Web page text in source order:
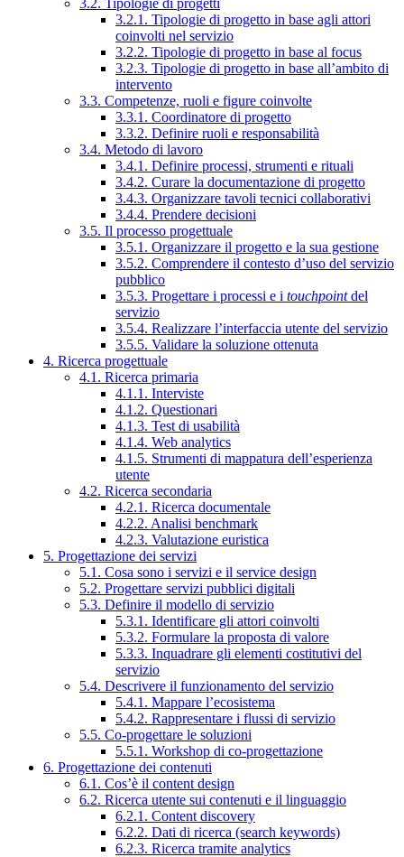
3.2. Tipologie di progetti
3.2.1. Tipologie di progetto in base agli attori
coinvolti nel servizio
3.2.2. Tipologie di progetto in base al focus
3.2.3. Tipologie di progetto in base all’ambito di
intervento
3.3. Competenze, ruoli e figure coinvolte
3.3.1. Coordinatore di progetto
3.3.2. Definire ruoli e responsabilità
3.4. Metodo di lavoro
3.4.1. Definire processi, strumenti e rituali
3.4.2. Curare la documentazione di progetto
3.4.3. Organizzare tavoli tecnici collaborativi
3.4.4. Prendere decisioni
3.5. Il processo progettuale
3.5.1. Organizzare il progetto e la sua gestione
3.5.2. Comprendere il contesto d’uso del servizio
pubblico
3.5.3. Progettare i processi e i touchpointdel
servizio
3.5.4. Realizzare l’interfaccia utente del servizio
3.5.5. Validare la soluzione ottenuta
4. Ricerca progettuale
4.1. Ricerca primaria
4.1.1. Interviste
4.1.2. Questionari
4.1.3. Test di usabilità
4.1.4. Web analytics
4.1.5. Strumenti di mappatura dell’esperienza
utente
4.2. Ricerca secondaria
4.2.1. Ricerca documentale
4.2.2. Analisi benchmark
4.2.3. Valutazione euristica
5. Progettazione dei servizi
5.1. Cosa sono i servizi e il service design
5.2. Progettare servizi pubblici digitali
5.3. Definire il modello di servizio
5.3.1. Identificare gli attori coinvolti
5.3.2. Formulare la proposta di valore
5.3.3. Inquadrare gli elementi costitutivi del
servizio
5.4. Descrivere il funzionamento del servizio
5.4.1. Mappare l’ecosistema
5.4.2. Rappresentare i flussi di servizio
5.5. Co-progettare le soluzioni
5.5.1. Workshop di co-progettazione
6. Progettazione dei contenuti
6.1. Cos’è il content design
6.2. Ricerca utente sui contenuti e il linguaggio
6.2.1. Content discovery
6.2.2. Dati di ricerca (search keywords)
6.2.3. Ricerca tramite analytics